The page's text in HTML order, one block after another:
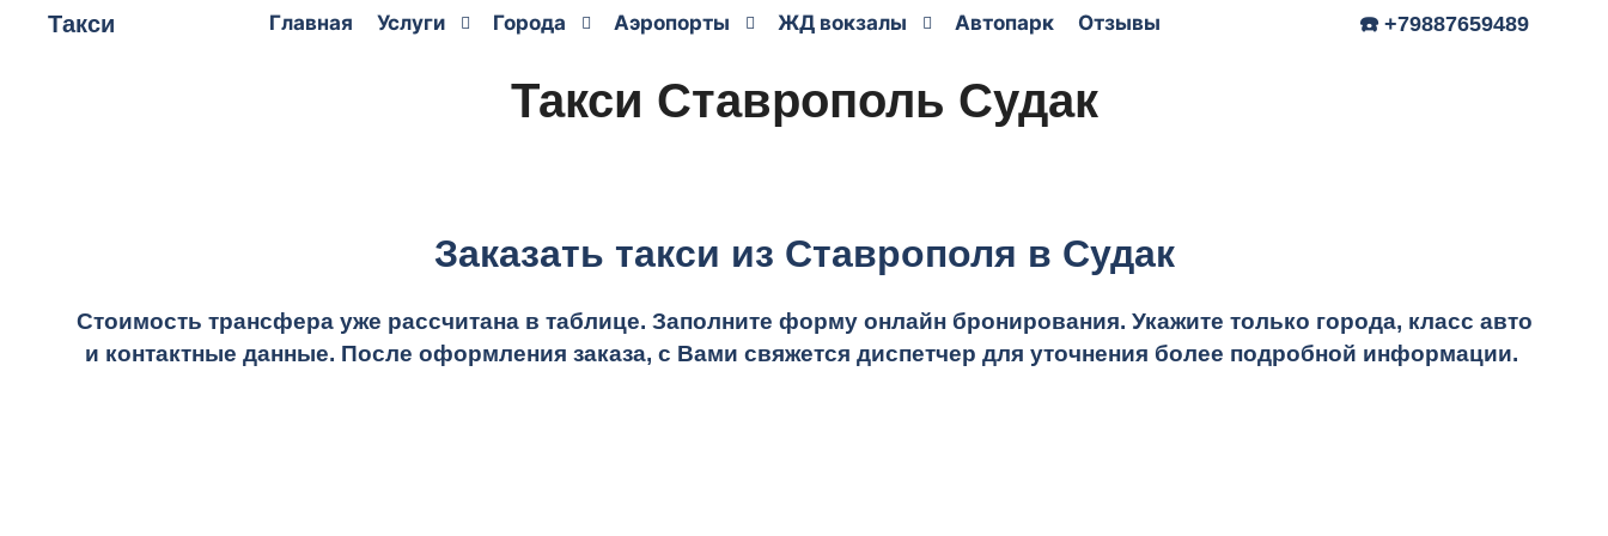
Такси Главная Услуги Города Аэропорты ЖД вокзалы Автопарк Отзывы ☎️ +79887659489
Такси Ставрополь Судак
Заказать такси из Ставрополя в Судак
Стоимость трансфера уже рассчитана в таблице. Заполните форму онлайн бронирования. Укажите только города, класс авто
и контактные данные. После оформления заказа, с Вами свяжется диспетчер для уточнения более подробной информации.